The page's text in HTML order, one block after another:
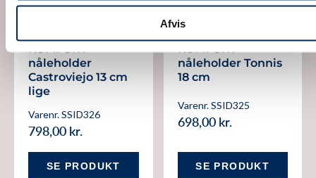
Afvis
nåleholder
Castroviejo 13 cm
lige
Varenr. SSID326
798,00 kr.
SE PRODUKT
WEESGAARD DESIGN
nåleholder Tonnis
18 cm
Varenr. SSID325
698,00 kr.
SE PRODUKT